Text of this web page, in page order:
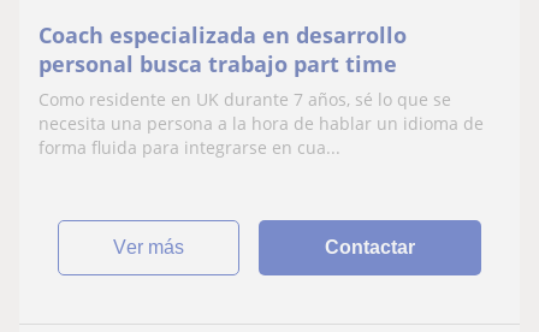
Coach especializada en desarrollo
personal busca trabajo part time
Como residente en UK durante 7 años, sé lo que se
necesita una persona a la hora de hablar un idioma de
forma fluida para integrarse en cua...
ver más Contactar